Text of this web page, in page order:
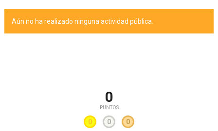
Aún no ha realizado ninguna actividad pública.
0
PUNTOS
0 0 0